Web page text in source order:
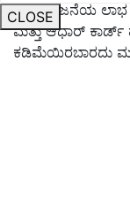
CLOSE
ಈ ಯೋಜನೆಯ ಲಾಭ
ಮತ್ತು ಆಧಾರ್ ಕಾರ್ಡ್
ಕಡಿಮೆಯಿರಬಾರದು